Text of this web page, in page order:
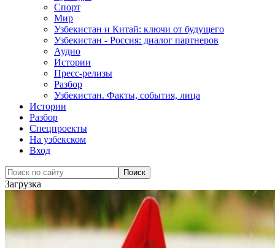
Спорт
Мир
Узбекистан и Китай: ключи от будущего
Узбекистан - Россия: диалог партнеров
Аудио
Истории
Пресс-релизы
Разбор
Узбекистан. Факты, события, лица
Истории
Разбор
Спецпроекты
На узбекском
Вход
Загрузка